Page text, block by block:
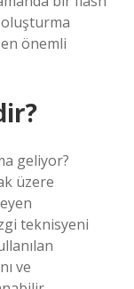
en önemli
geliyor?
üzere
teknisyeni
ve